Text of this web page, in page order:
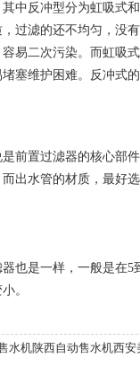
中反冲型分为虹吸式
过滤的还不均匀，没
易二次污染。而虹吸
塞维护困难。反冲式
前置过滤器的核心部
出水管的材质，最好
也是一样，一般是在
。
水机陕西自动售水机西